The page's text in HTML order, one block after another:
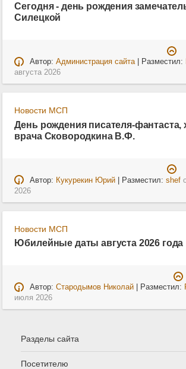
Сегодня - день рождения
Силецкой
Автор: Администрация сайта| Разместил:
августа 2026
Новости МСП
День рождения писателя-фантаста,
врача Сковородкина В.Ф.
Автор: Кукурекин Юрий| Разместил: shef
2026
Новости МСП
Юбилейные даты августа 2026 года
Автор: Стародымов Николай| Разместил:
июля 2026
Разделы сайта
Посетителю